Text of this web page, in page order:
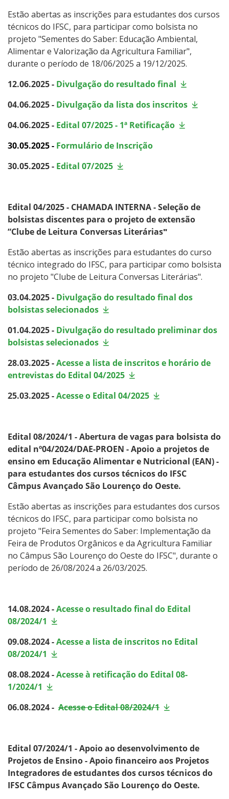
Estão abertas as inscrições para estudantes dos cursos
técnicos do IFSC, para participar como bolsista no
projeto "Sementes do Saber: Educação Ambiental,
Alimentar e Valorização da Agricultura Familiar",
durante o período de 18/06/2025 a 19/12/2025.
12.06.2025 - Divulgação do resultado final
04.06.2025 - Divulgação da lista dos inscritos
04.06.2025 - Edital 07/2025 - 1ª Retificação
30.05.2025 - Formulário de Inscrição
30.05.2025 - Edital 07/2025
Edital 04/2025 - CHAMADA INTERNA - Seleção de
bolsistas discentes para o projeto de extensão
“Clube de Leitura Conversas Literárias"
Estão abertas as inscrições para estudantes do curso
técnico integrado do IFSC, para participar como bolsista
no projeto "Clube de Leitura Conversas Literárias".
03.04.2025 - Divulgação do resultado final dos
bolsistas selecionados
01.04.2025 - Divulgação do resultado preliminar dos
bolsistas selecionados
28.03.2025 -Acesse a lista de inscritos e horário de
entrevistas do Edital 04/2025
25.03.2025 -Acesse o Edital 04/2025
Edital 08/2024/1 - Abertura de vagas para bolsista do
edital nº04/2024/DAE-PROEN - Apoio a projetos de
ensino em Educação Alimentar e Nutricional (EAN) -
para estudantes doscursos técnicos do IFSC
Câmpus Avançado São Lourenço do Oeste.
Estão abertas as inscrições para estudantes dos cursos
técnicos do IFSC, para participar como bolsista no
projeto "Feira Sementes do Saber: Implementação da
Feira de Produtos Orgânicos e da Agricultura Familiar
no Câmpus São Lourenço do Oeste do IFSC", durante o
período de 26/08/2024 a 26/03/2025.
14.08.2024 -Acesse o resultado final do Edital
08/2024/1
09.08.2024 -Acesse a lista de inscritos no Edital
08/2024/1
08.08.2024 -Acesse à retificação do Edital 08-
1/2024/1
06.08.2024 - Acesse o Edital 08/2024/1
Edital 07/2024/1 - Apoio ao desenvolvimento de
Projetos de Ensino - Apoio financeiro aos Projetos
Integradores de estudantes dos cursos técnicos do
IFSC Câmpus Avançado São Lourenço do Oeste.